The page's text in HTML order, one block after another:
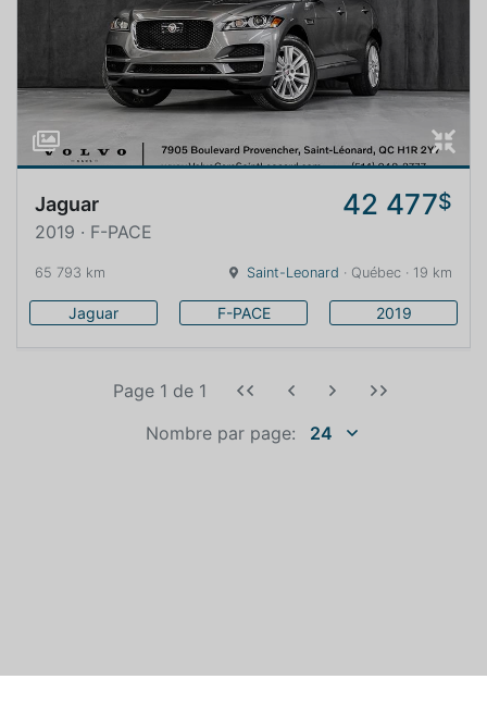
Jaguar 42 477$
2019 · F-PACE
65 793 km Saint-Leonard · Québec · 19 km
Jaguar F-PACE 2019
Nombre par page: 24
Page 1 de 1